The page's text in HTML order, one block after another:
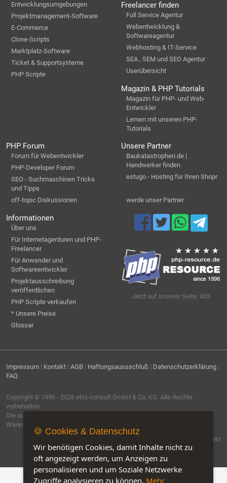
Entwicklungsumgebungen
Projektmanagement-Software
E-Commerce
Clone-Scripts
Marktplatz-Software
Ticket & Supportsysteme
PHP Scripte
Freelancer finden
Full Service Agentur
Webentwicklung &
Softwareagentur
Webhosting & IT-Service
SEA , SEM und SEO Agentur
Userübersicht
Magazin & PHP Tutorials
Magazin für PHP- und Web-
Entwickler
Lernen mit unseren PHP-
Tutorials
PHP Forum
Forum für Webentwickler
PHP-Developer Forum
SEO - Suchmaschinen Tricks
und Tipps
off-topic Diskussionen
Unsere Partner
Baukatastrophen.de |
Handwerker finden
estugo - Hosting für Ihren Shopr
werde unser Partner
Informationen
Über uns
Für Internetagenturen und PHP-
Freelancer
Für Anwender und
Softwareentwickler
Projektausschreibung
veröffentlichen
PHP Scripte verkaufen
* Unsere Preise
Glossar
Jetzt auf unserer Seite: 465
Impressum | Kontakt | AGB | Haftungsaussschluß | Datenschutzerklärung |
FAQ
Copyright © 1996 - 2026 ebiz-consult GmbH & Co. KG. Alle Rechte
vorbehalten.
Die auf dieser Seite verwendeten Produktbezeichnungen, Namen und
Warenzeichen sind Eigentum der jeweiligen Firmen.
Software by IQ-Markt
🍪 Cookies & Datenschutz
Wir benötigen Cookies, damit Inhalte nicht zu
oft angezeigt werden, um Anzeigen zu
personalisieren und um Soziale Netzwerke
Zugriffe analysieren zu können. Mehr